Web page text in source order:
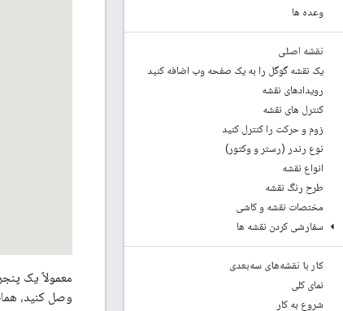
وعده ها
نقشه اصلی
یک نقشه گوگل را به یک صفحه وب اضافه کنید
رویدادهای نقشه
کنترل های نقشه
زوم و حرکت را کنترل کنید
نوع رندر (رستر و وکتور)
انواع نقشه
طرح رنگ نقشه
مختصات نقشه و کاشی
سفارشی کردن نقشه ها
کار با نقشه‌های سه‌بعدی
نمای کلی
شروع به کار
معمولاً یک
وصل کنید،